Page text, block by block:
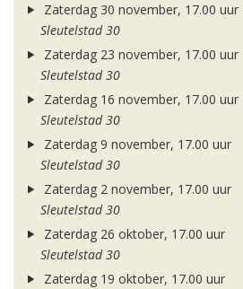
Zaterdag 30 november, 17.00 uur
Sleutelstad 30
Zaterdag 23 november, 17.00 uur
Sleutelstad 30
Zaterdag 16 november, 17.00 uur
Sleutelstad 30
Zaterdag 9 november, 17.00 uur
Sleutelstad 30
Zaterdag 2 november, 17.00 uur
Sleutelstad 30
Zaterdag 26 oktober, 17.00 uur
Sleutelstad 30
Zaterdag 19 oktober, 17.00 uur